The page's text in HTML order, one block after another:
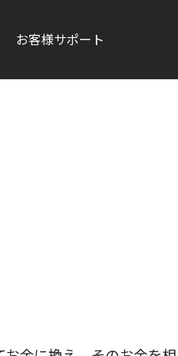
お客様サポート